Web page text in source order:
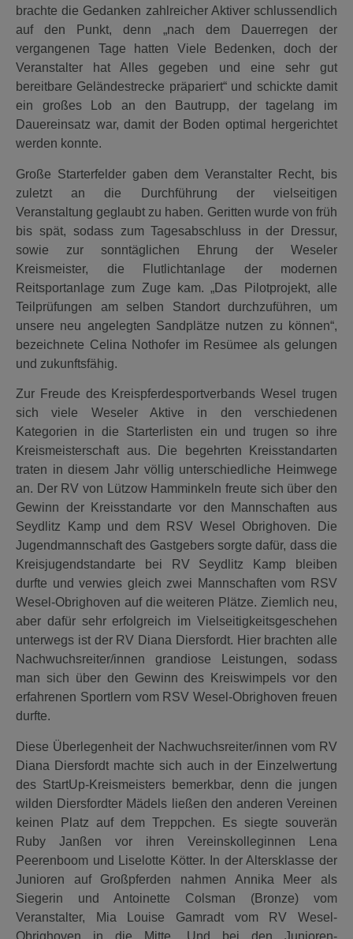
brachte die Gedanken zahlreicher Aktiver schlussendlich
auf den Punkt, denn „nach dem Dauerregen der
vergangenen Tage hatten Viele Bedenken, doch der
Veranstalter hat Alles gegeben und eine sehr gut
bereitbare Geländestrecke präpariert“ und schickte damit
ein großes Lob an den Bautrupp, der tagelang im
Dauereinsatz war, damit der Boden optimal hergerichtet
werden konnte.
Große Starterfelder gaben dem Veranstalter Recht, bis
zuletzt an die Durchführung der vielseitigen
Veranstaltung geglaubt zu haben. Geritten wurde von früh
bis spät, sodass zum Tagesabschluss in der Dressur,
sowie zur sonntäglichen Ehrung der Weseler
Kreismeister, die Flutlichtanlage der modernen
Reitsportanlage zum Zuge kam. „Das Pilotprojekt, alle
Teilprüfungen am selben Standort durchzuführen, um
unsere neu angelegten Sandplätze nutzen zu können“,
bezeichnete Celina Nothofer im Resümee als gelungen
und zukunftsfähig.
Zur Freude des Kreispferdesportverbands Wesel trugen
sich viele Weseler Aktive in den verschiedenen
Kategorien in die Starterlisten ein und trugen so ihre
Kreismeisterschaft aus. Die begehrten Kreisstandarten
traten in diesem Jahr völlig unterschiedliche Heimwege
an. Der RV von Lützow Hamminkeln freute sich über den
Gewinn der Kreisstandarte vor den Mannschaften aus
Seydlitz Kamp und dem RSV Wesel Obrighoven. Die
Jugendmannschaft des Gastgebers sorgte dafür, dass die
Kreisjugendstandarte bei RV Seydlitz Kamp bleiben
durfte und verwies gleich zwei Mannschaften vom RSV
Wesel-Obrighoven auf die weiteren Plätze. Ziemlich neu,
aber dafür sehr erfolgreich im Vielseitigkeitsgeschehen
unterwegs ist der RV Diana Diersfordt. Hier brachten alle
Nachwuchsreiter/innen grandiose Leistungen, sodass
man sich über den Gewinn des Kreiswimpels vor den
erfahrenen Sportlern vom RSV Wesel-Obrighoven freuen
durfte.
Diese Überlegenheit der Nachwuchsreiter/innen vom RV
Diana Diersfordt machte sich auch in der Einzelwertung
des StartUp-Kreismeisters bemerkbar, denn die jungen
wilden Diersfordter Mädels ließen den anderen Vereinen
keinen Platz auf dem Treppchen. Es siegte souverän
Ruby Janßen vor ihren Vereinskolleginnen Lena
Peerenboom und Liselotte Kötter. In der Altersklasse der
Junioren auf Großpferden nahmen Annika Meer als
Siegerin und Antoinette Colsman (Bronze) vom
Veranstalter, Mia Louise Gamradt vom RV Wesel-
Obrighoven in die Mitte. Und bei den Junioren-